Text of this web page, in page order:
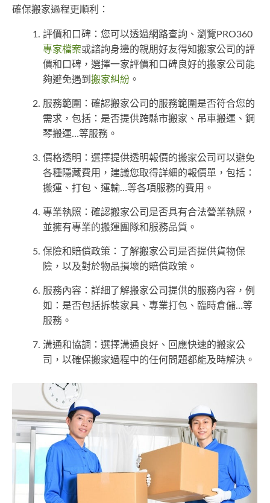
確保搬家過程更順利：
評價和口碑：您可以透過網路查詢、瀏覽PRO360
專家檔案或諮詢身邊的親朋好友得知搬家公司的評
價和口碑，選擇一家評價和口碑良好的搬家公司能
夠避免遇到 搬家糾紛 。
服務範圍：確認搬家公司的服務範圍是否符合您的
需求，包括：是否提供跨縣市搬家、吊車搬運、鋼
琴搬運…等服務。
價格透明：選擇提供透明報價的搬家公司可以避免
各種隱藏費用，建議您取得詳細的報價單，包括：
搬運、打包、運輸…等各項服務的費用。
專業執照：確認搬家公司是否具有合法營業執照，
並擁有專業的搬運團隊和服務品質。
保險和賠償政策：了解搬家公司是否提供貨物保
險，以及對於物品損壞的賠償政策。
服務內容：詳細了解搬家公司提供的服務內容，例
如：是否包括拆裝家具、專業打包、臨時倉儲…等
服務。
溝通和協調：選擇溝通良好、回應快速的搬家公
司，以確保搬家過程中的任何問題都能及時解決。